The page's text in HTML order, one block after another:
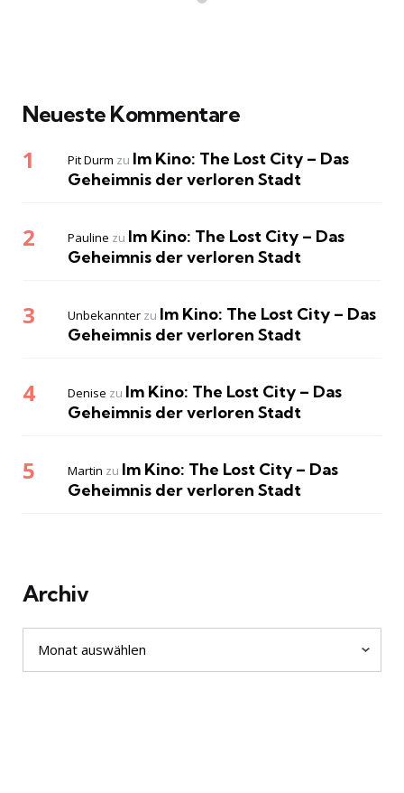
Neueste Kommentare
Pit Durm zu Im Kino: The Lost City – Das
Geheimnis der verloren Stadt
Pauline zu Im Kino: The Lost City – Das
Geheimnis der verloren Stadt
Unbekannter zu Im Kino: The Lost City – Das
Geheimnis der verloren Stadt
Denise zu Im Kino: The Lost City – Das
Geheimnis der verloren Stadt
Martin zu Im Kino: The Lost City – Das
Geheimnis der verloren Stadt
Archiv
Archiv